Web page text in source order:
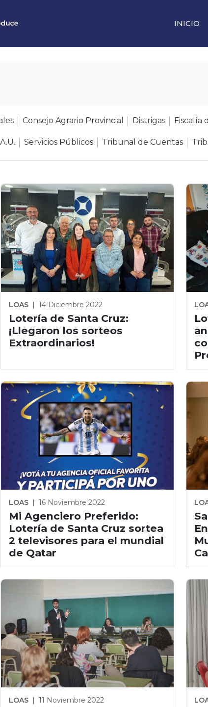
INICIO
Consejo Agrario Provincial Distrigas Fiscalía
Servicios Públicos Tribunal de Cuentas
LOAS | 14 Diciembre 2022
Lotería de Santa Cruz:
¡Llegaron los sorteos
Extraordinarios!
LOAS | 16 Noviembre 2022
Mi Agenciero Preferido:
Lotería de Santa Cruz sortea
2 televisores para el mundial
de Qatar
LOAS | 11 Noviembre 2022